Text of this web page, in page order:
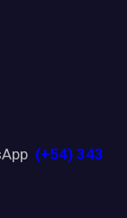
(+54) 343